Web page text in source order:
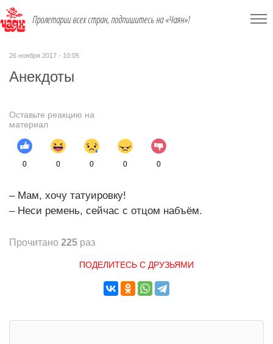
Пролетарии всех стран, подпишитесь на «Чаян»!
26 ноября 2017 - 10:05
Анекдоты
Оставьте реакцию на
материал
0 0 0 0 0
– Мам, хочу татуировку!
– Неси ремень, сейчас с отцом набъём.
Прочитано 225 раз
ПОДЕЛИТЕСЬ С ДРУЗЬЯМИ